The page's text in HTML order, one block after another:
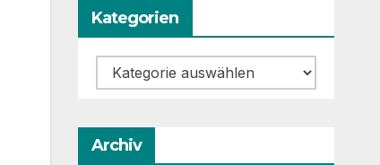
Kategorien
Kategorien
Archiv